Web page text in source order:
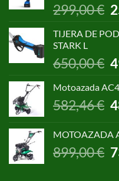
299,00€ El
TIJERA DE
STARK L
650,00€
El
Motoazada
582,46€
El
MOTOAZADA
899,00€ El